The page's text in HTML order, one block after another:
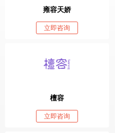
雍容天娇
立即咨询
檀容
立即咨询